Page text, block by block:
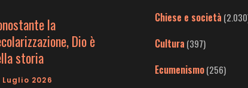
la
Dio è
storia
Luglio 2026
Chiese e società
Cultura (397)
Ecumenismo(256)